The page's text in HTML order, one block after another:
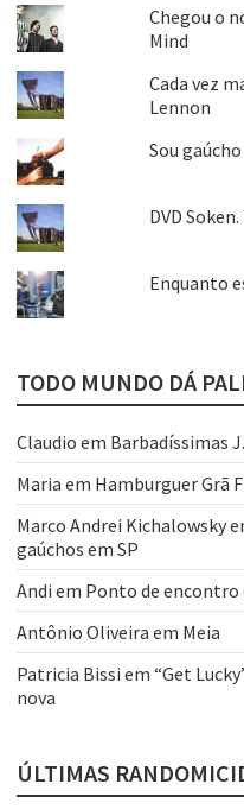
Chegou o
Mind
Cada vez
Lennon
Sou
DVD
Enquanto
TODO MUNDO DÁ
Claudio em Barbadíssimas
Maria em Hamburguer Grã
Marco Andrei Kichalowsky
gaúchos em SP
Andi em Ponto de encontro
Antônio Oliveira em Meia
Patricia Bissi em “Get
nova
ÚLTIMAS